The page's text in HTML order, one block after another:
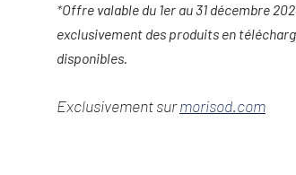
*Offre valable du 1er au 31 décembre
exclusivement des produits en
disponibles.
Exclusivement sur morisod.com